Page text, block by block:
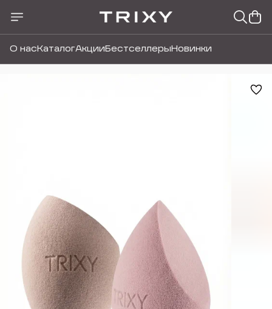
О нас КаталогАкции Бестселлеры Новинки